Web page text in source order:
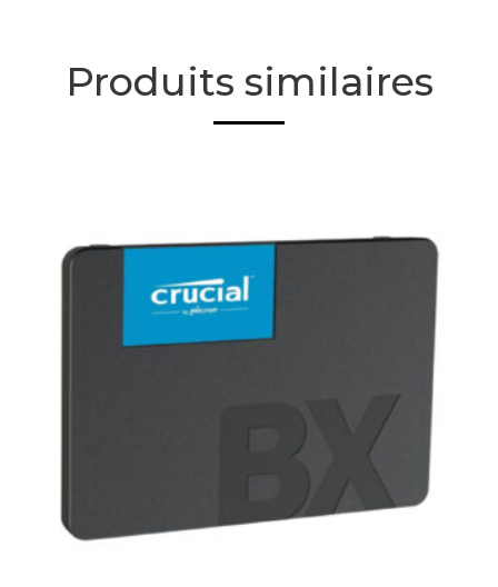
Produits similaires